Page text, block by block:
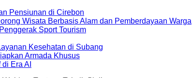
Pensiunan di Cirebon
Wisata Berbasis Alam dan Pemberdayaan Warga
Sport Tourism
Kesehatan di Subang
Armada Khusus
Era AI